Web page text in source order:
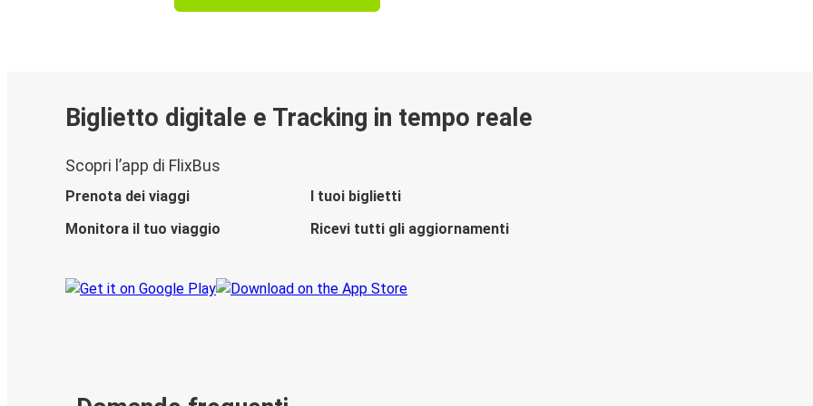
Biglietto digitale e Tracking in tempo reale
Scopri l’app di FlixBus
Prenota dei viaggi
I tuoi biglietti
Monitora il tuo viaggio
Ricevi tutti gli aggiornamenti